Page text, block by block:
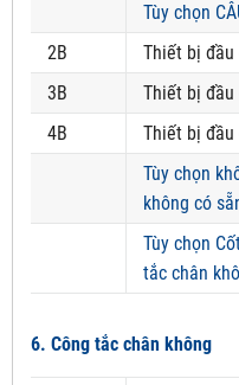
Tùy chọn
2B
Thiết bị đầu
3B
Thiết bị đầu
4B
Thiết bị đầu
Tùy chọn
không có
Tùy chọn
tắc chân
6. Công tắc chân không